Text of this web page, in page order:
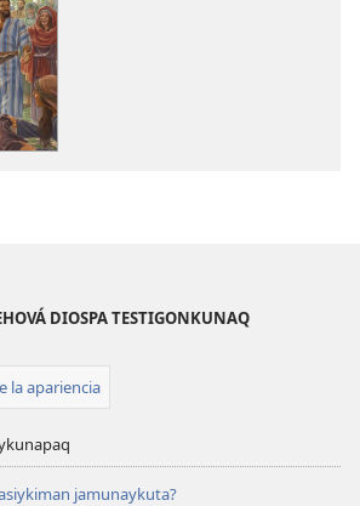
DIOSPA TESTIGONKUNAQ
la apariencia
jamunaykuta?